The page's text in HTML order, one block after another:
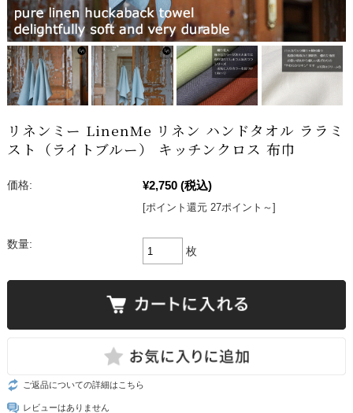
リネンミー LinenMe リネン ハンドタオル ララミ
スト（ライトブルー） キッチンクロス 布巾
価格: ¥2,750 (税込)
[ポイント還元 27ポイント～]
数量:
枚
ご返品についての詳細はこちら
レビューはありません